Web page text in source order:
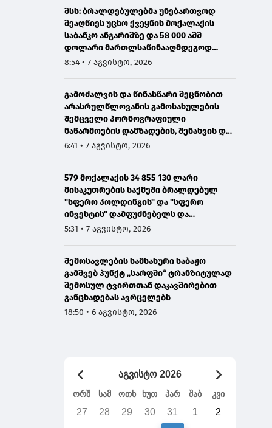
შსს: ბრალდებულებმა უნებართვოდ
შეაღწიეს უცხო ქვეყნის მოქალაქის
საბანკო ანგარიშზე და 58 000 აშშ
დოლარი მართლსაწინააღმდეგოდ
მიითვისეს - დაკავებულია 1 პირი,
8:54 • 7 აგვისტო, 2026
გამოძალვის და წინასწარი შეცნობით
არასრულწლოვანის გამოსახულების
შემცველი პორნოგრაფიული
ნაწარმოების დამზადების, შენახვის და
გავრცელების ფაქტებზე ერთ პირს
6:41 • 7 აგვისტო, 2026
579 მოქალაქის 34 855 130 ლარი
მისაკუთრების საქმეში ბრალდებულ
"სფერო ჰოლდინგის" და "სფერო
ინვესტის" დამფუძნებელს და
თანამშრომელს 12 და 8 წლით
5:31 • 7 აგვისტო, 2026
შემოსავლების სამსახური საბაჟო
გამშვებ პუნქტ „სარფში“ ტრანზიტულად
შემოსულ ტვირთთან დაკავშირებით
განცხადებას ავრცელებს
18:50 • 6 აგვისტო, 2026
აგვისტო 2026
ორშ სამ ოთხ ხუთ პარ შაბ კვი
27 28 29 30 31 1 2